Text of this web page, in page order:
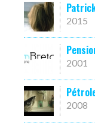
2015
2001
2008